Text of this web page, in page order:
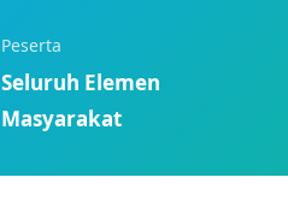
Peserta
Seluruh Elemen
Masyarakat